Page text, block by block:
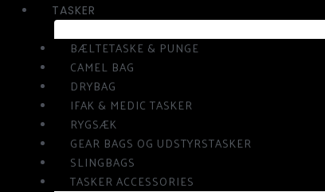
TASKER
BÆLTETASKE & PUNGE
CAMEL BAG
DRYBAG
IFAK & MEDIC TASKER
RYGSÆK
GEAR BAGS OG UDSTYRSTASKER
SLINGBAGS
TASKER ACCESSORIES